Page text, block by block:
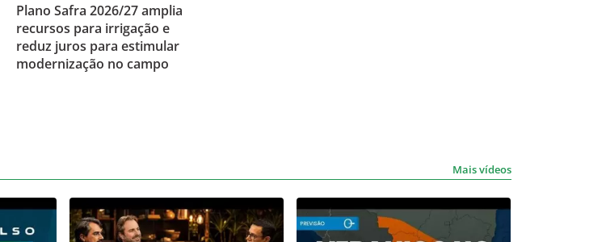
Plano Safra 2026/27 amplia
recursos para irrigação e
reduz juros para estimular
modernização no campo
Mais vídeos